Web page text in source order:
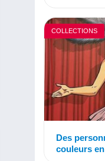
COLLECTIONS
Des
couleurs